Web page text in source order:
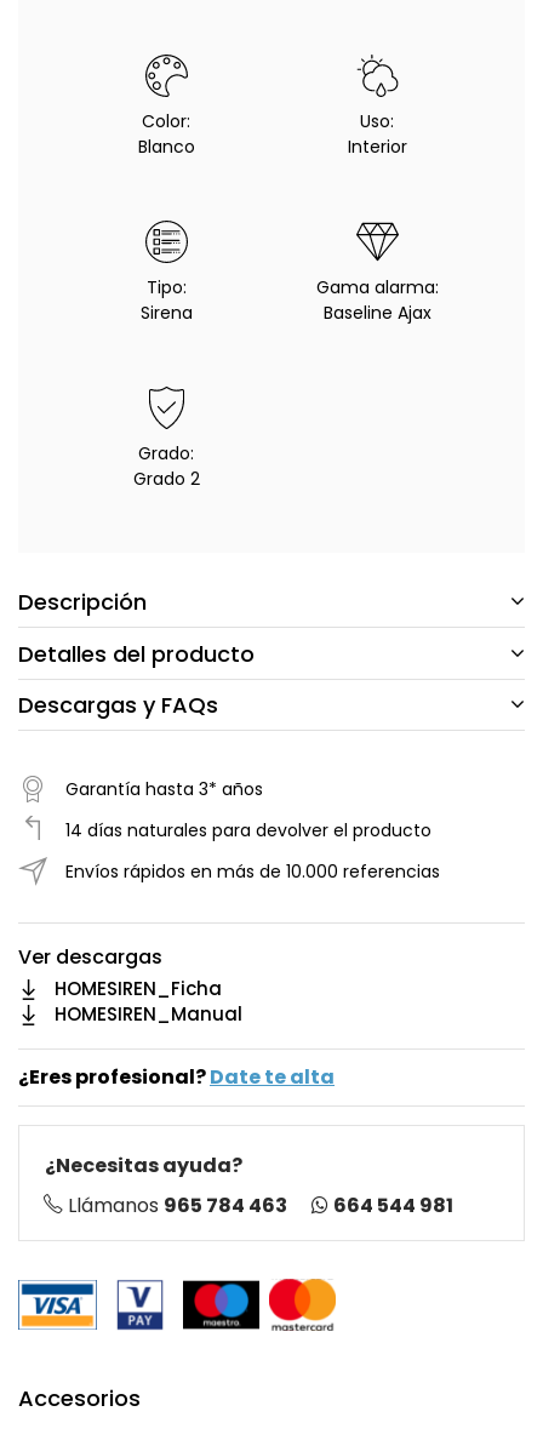
Color:
Blanco
Uso:
Interior
Tipo:
Sirena
Gama alarma:
Baseline Ajax
Grado:
Grado 2
Descripción
Detalles del producto
Descargas y FAQs
Garantía hasta 3* años
14 días naturales para devolver el producto
Envíos rápidos en más de 10.000 referencias
Ver descargas
HOMESIREN_Ficha
HOMESIREN_Manual
¿Eres profesional?Date te alta
¿Necesitas ayuda?
Llámanos 965 784 463 664 544 981
Accesorios